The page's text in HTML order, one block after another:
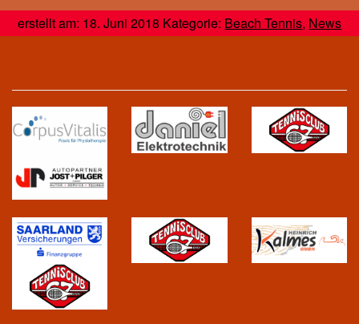
erstellt am: 18. Juni 2018 Kategorie: Beach Tennis, News